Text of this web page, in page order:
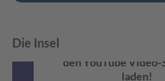
Die InselWir benötigen Ihre
den YouTube Video-
laden!